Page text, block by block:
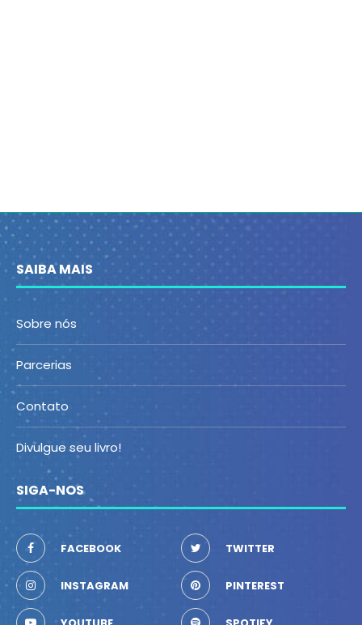
SAIBA MAIS
Sobre nós
Parcerias
Contato
Divulgue seu livro!
SIGA-NOS
FACEBOOK TWITTER
INSTAGRAM PINTEREST